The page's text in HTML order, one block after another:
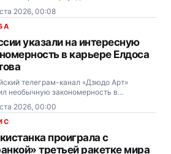
2026, 00:08
указали на интересную
в карьере Елдоса
телеграм-канал «Дзюдо Арт»
необычную закономерность в
— дзюдоиста Елдоса Сметова.
2026, 00:00
проиграла с
третьей ракетке мира